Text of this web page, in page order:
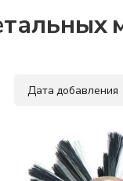
Дата добавления